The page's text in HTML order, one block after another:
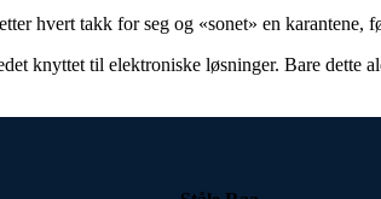
hvert takk for seg og «sonet» en karantene,
knyttet til elektroniske løsninger. Bare dette